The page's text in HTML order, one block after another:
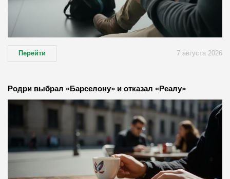
Перейти 7 августа 2026
Родри выбрал «Барселону» и отказал «Реалу»